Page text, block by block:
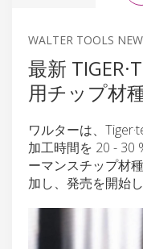
WALTER TOOLS
最新
用チップ材
ワルターは、
加工時間を 20 - 30
ーマンスチップ材
加し、発売を開始し